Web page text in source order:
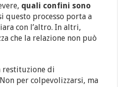
quali confini sono
questo processo porta a
con l’altro. In altri,
che la relazione non può
restituzione di
per colpevolizzarsi, ma